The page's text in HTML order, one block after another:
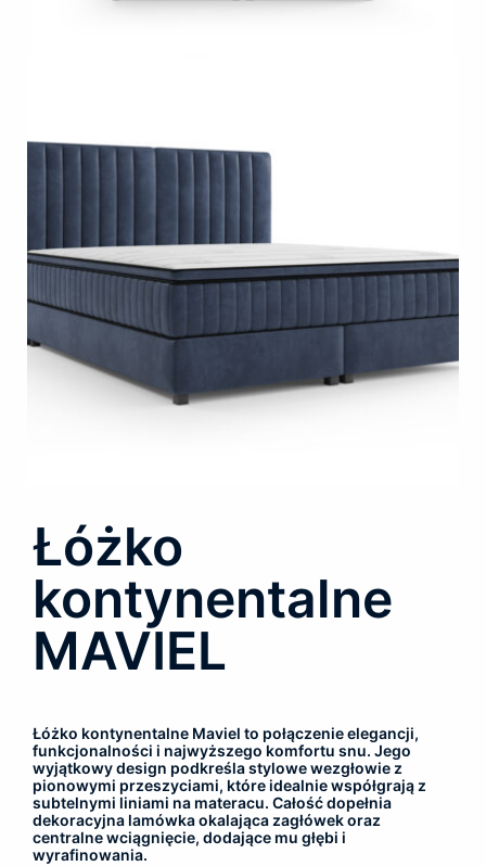
Łóżko
kontynentalne
MAVIEL
Łóżko kontynentalne Maviel to połączenie elegancji,
funkcjonalności i najwyższego komfortu snu. Jego
wyjątkowy design podkreśla stylowe wezgłowie z
pionowymi przeszyciami, które idealnie współgrają z
subtelnymi liniami na materacu. Całość dopełnia
dekoracyjna lamówka okalająca zagłówek oraz
centralne wciągnięcie, dodające mu głębi i
wyrafinowania.